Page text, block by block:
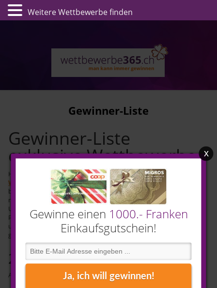
Gewinner-Liste
Gewinner-Liste
exklusive Wettbewerbe
Hallo. Wie Du bestimmt gesehen hast, führen wir auch
Wettbewerbedurch, bei denen wir selber Preise verlosen. Meistens
bedarf es nur, dass Du unsere Glücksmail abonnierst, und schon
nimmst auch Du teil.Hier kannst Du dich anmelden.
Unsere Webseite wurde 2015 lanciert und wie Du siehst, wurden die
Preise seither immer attraktiver. Du findest hier in chronologisch
umgekehrter Reihenfolge alle bisher verlosten Preise und die
glücklichen Gewinner.
2018 ausgelost
August 2018 => 1’000 CHF Migros-Gutschein. Rahel aus Zuzwil (SG).
Weitere Wettbewerbe finden
Gewinne einen 1000.- Franken
Einkaufsgutschein!
Ja, ich will gewinnen!
x